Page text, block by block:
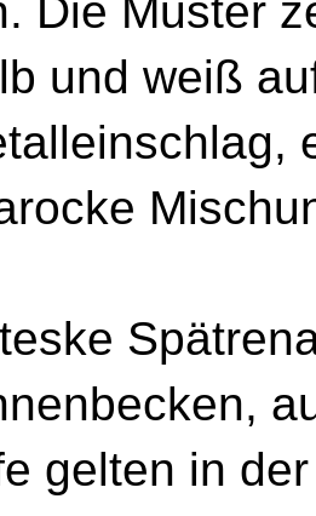
Die Muster
und weiß
gelten in